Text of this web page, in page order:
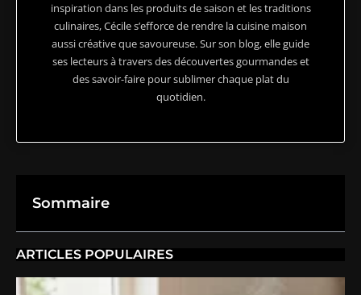
inspiration dans les produits de saison et les traditions
culinaires, Cécile s’efforce de rendre la cuisine maison
aussi créative que savoureuse. Sur son blog, elle guide
ses lecteurs à travers des découvertes gourmandes et
des savoir-faire pour sublimer chaque plat du
quotidien.
Sommaire
ARTICLES POPULAIRES